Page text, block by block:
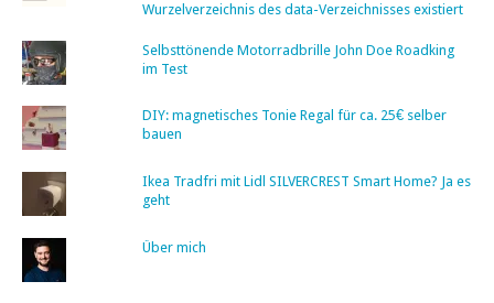
Wurzelverzeichnis des data-Verzeichnisses existiert
Selbsttönende Motorradbrille John Doe Roadking
im Test
DIY: magnetisches Tonie Regal für ca. 25€ selber
bauen
Ikea Tradfri mit Lidl SILVERCREST Smart Home? Ja es
geht
Über mich